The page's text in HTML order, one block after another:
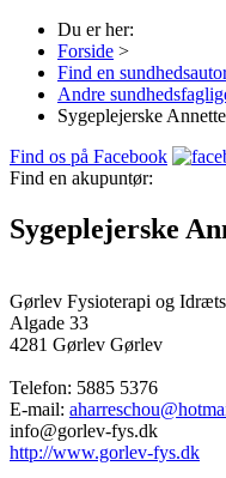
Du er her:
Forside >
Find en
Andre
Sygeplejerske
Find os på Facebook
Find en akupuntør:
Sygeplejerske
Gørlev Fysioterapi og
Algade 33
4281 Gørlev Gørlev
Telefon: 5885 5376
E-mail:
info@gorlev-fys.dk
http://www.gorlev-fys.dk